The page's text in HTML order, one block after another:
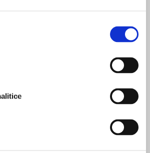
disgraced Special Forces team
help a former teammate
to restore their honor,
enemy lines. He just never
nu există recenzii
New York Times and USA Today
of over thirty books in